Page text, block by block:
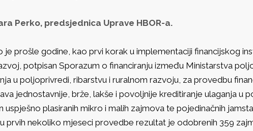
Perko, predsjednica Uprave HBOR-a.
je prošle godine, kao prvi korak u implementaciji financijskog
potpisan Sporazum o financiranju između Ministarstva
u poljoprivredi, ribarstvu i ruralnom razvoju, za provedbu
jednostavnije, brže, lakše i povoljnije kreditiranje ulaganja u
uspješno plasiranih mikro i malih zajmova te pojedinačnih
prvih nekoliko mjeseci provedbe rezultat je odobrenih 359